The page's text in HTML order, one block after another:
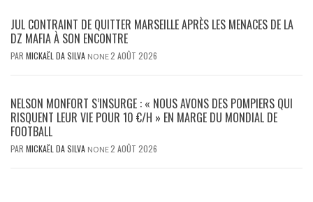
JUL CONTRAINT DE QUITTER MARSEILLE APRÈS LES MENACES DE LA
DZ MAFIA À SON ENCONTRE
PAR MICKAËL DA SILVA NONE2 AOÛT 2026
NELSON MONFORT S’INSURGE : « NOUS AVONS DES POMPIERS QUI
RISQUENT LEUR VIE POUR 10 €/H » EN MARGE DU MONDIAL DE
FOOTBALL
PAR MICKAËL DA SILVA NONE2 AOÛT 2026